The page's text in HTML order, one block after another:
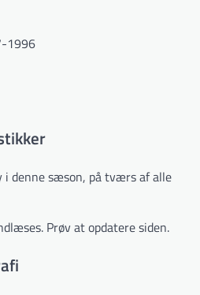
1996
i denne sæson, på tværs af alle
Prøv at opdatere siden.